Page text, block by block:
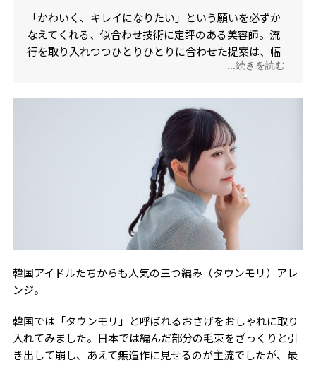
「かわいく、キレイになりたい」という願いを必ずか
なえてくれる、似合わせ技術に定評のある美容師。流
行を取り入れつつひとりひとりに合わせた提案は、幅
広い層から支持を集めている。カット講師、スタッフ
...続きを読む
韓国アイドルたちからも人気の三つ編み（タウンモリ）アレ
ンジ。
韓国では「タウンモリ」と呼ばれるおさげをおしゃれに取り
入れてみました。日本では編んだ部分の毛束をざっくりと引
き出して崩し、あえて無造作に見せるのが主流でしたが、最